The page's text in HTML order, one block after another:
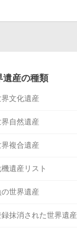
遺産の種類
文化遺産
自然遺産
複合遺産
遺産リスト
世界遺産
録抹消された世界遺産